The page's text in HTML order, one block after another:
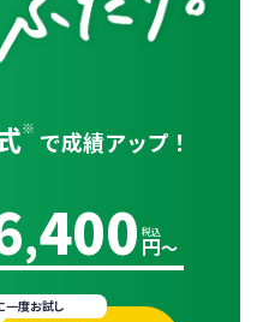
※ で成績アップ！
,400 税込
円〜
一度お試し